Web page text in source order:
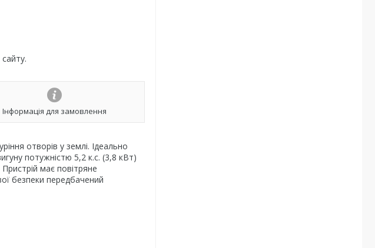
Інформація для замовлення
отворів у землі. Ідеально
потужністю 5,2 к.с. (3,8 кВт)
має повітряне
безпеки передбачений